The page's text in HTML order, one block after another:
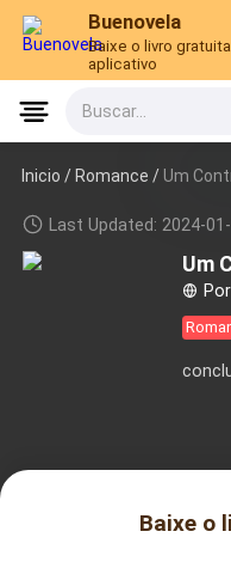
Buenovela
Baixe o livro
aplicativo
Buscar...
Inicio /Romance / Um
Last Updated: 2024-
Um
Baixe o